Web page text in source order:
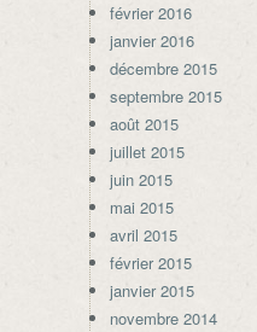
février 2016
janvier 2016
décembre 2015
septembre 2015
août 2015
juillet 2015
juin 2015
mai 2015
avril 2015
février 2015
janvier 2015
novembre 2014